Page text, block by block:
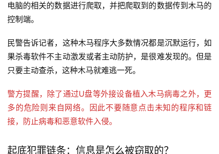
电脑的相关的数据进行爬取，并把爬取到的数据传到木马的
控制端。
民警告诉记者，这种木马程序大多数情况都是沉默运行，如
果杀毒软件不主动激发或者主动防护，是很难发现的。但是
只要主动查杀，这种木马就难逃一死。
警方提醒，除了通过U盘等外接设备植入木马病毒之外，更
多的危险则来自网络。因此不要随意点击未知的程序和链
接，防止病毒和恶意软件入侵。
起底犯罪链条：信息是怎么被窃取的？